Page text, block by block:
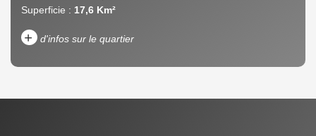
Superficie : 17,6 Km²
+ d'infos sur le quartier